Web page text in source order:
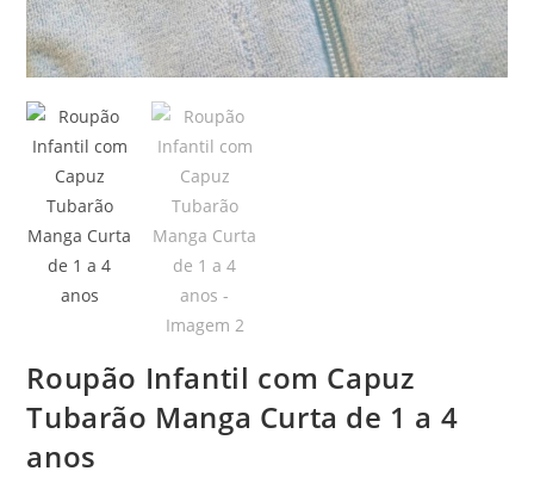
Roupão Infantil com Capuz
Tubarão Manga Curta de 1 a 4
anos